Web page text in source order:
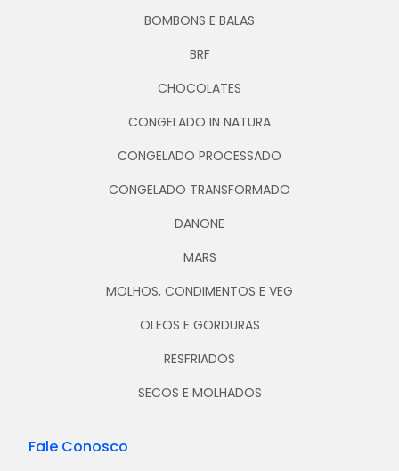
BOMBONS E BALAS
BRF
CHOCOLATES
CONGELADO IN NATURA
CONGELADO PROCESSADO
CONGELADO TRANSFORMADO
DANONE
MARS
MOLHOS, CONDIMENTOS E VEG
OLEOS E GORDURAS
RESFRIADOS
SECOS E MOLHADOS
Fale Conosco